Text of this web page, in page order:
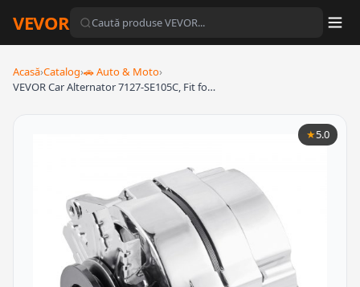
VEVOR
Acasă›Catalog›🚗 Auto & Moto›
VEVOR Car Alternator 7127-SE105C, Fit fo…
★5.0